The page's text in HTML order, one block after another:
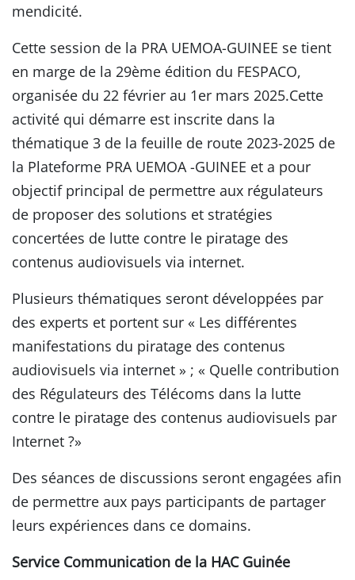
mendicité.
Cette session de la PRA UEMOA-GUINEE se tient
en marge de la 29ème édition du FESPACO,
organisée du 22 février au 1er mars 2025.Cette
activité qui démarre est inscrite dans la
thématique 3 de la feuille de route 2023-2025 de
la Plateforme PRA UEMOA -GUINEE et a pour
objectif principal de permettre aux régulateurs
de proposer des solutions et stratégies
concertées de lutte contre le piratage des
contenus audiovisuels via internet.
Plusieurs thématiques seront développées par
des experts et portent sur « Les différentes
manifestations du piratage des contenus
audiovisuels via internet » ; « Quelle contribution
des Régulateurs des Télécoms dans la lutte
contre le piratage des contenus audiovisuels par
Internet ?»
Des séances de discussions seront engagées afin
de permettre aux pays participants de partager
leurs expériences dans ce domains.
Service Communication de la HAC Guinée